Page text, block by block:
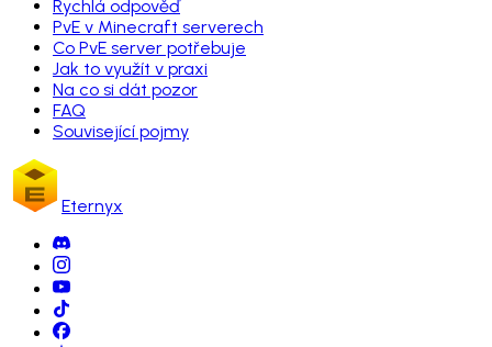
Rychlá odpověď
PvE v Minecraft serverech
Co PvE server potřebuje
Jak to využít v praxi
Na co si dát pozor
FAQ
Související pojmy
Eternyx